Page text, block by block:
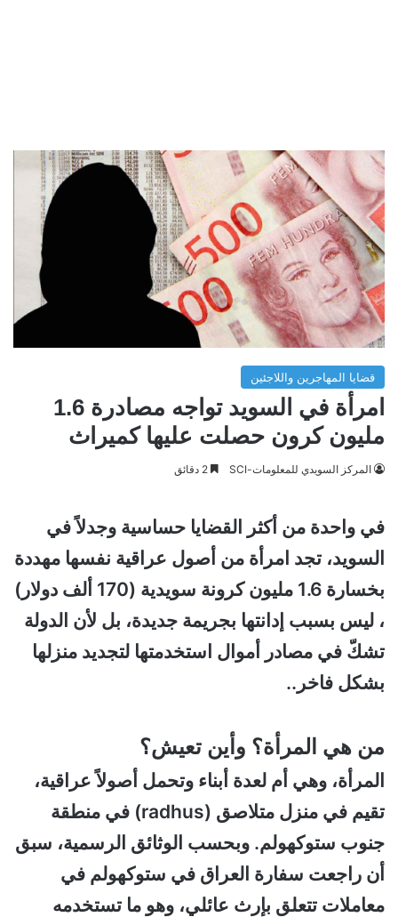
قضايا المهاجرين واللاجئين
امرأة في السويد تواجه مصادرة 1.6
مليون كرون حصلت عليها كميراث
المركز السويدي للمعلومات-SCI
في واحدة من أكثر القضايا حساسية وجدلاً في
السويد، تجد امرأة من أصول عراقية نفسها مهددة
بخسارة 1.6 مليون كرونة سويدية (170 ألف دولار)
، ليس بسبب إدانتها بجريمة جديدة، بل لأن الدولة
تشكّ في مصادر أموال استخدمتها لتجديد منزلها
بشكل فاخر..
من هي المرأة؟ وأين تعيش؟
المرأة، وهي أم لعدة أبناء وتحمل أصولاً عراقية،
تقيم في منزل متلاصق (radhus) في منطقة
جنوب ستوكهولم. وبحسب الوثائق الرسمية، سبق
أن راجعت سفارة العراق في ستوكهولم في
معاملات تتعلق بإرث عائلي، وهو ما تستخدمه